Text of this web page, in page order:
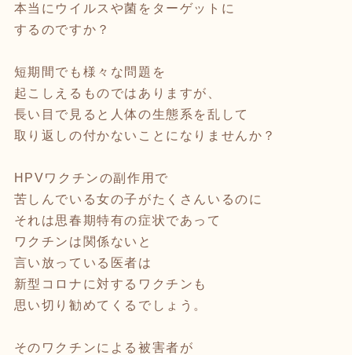
本当にウイルスや菌をターゲットに
するのですか？
短期間でも様々な問題を
起こしえるものではありますが、
長い目で見ると人体の生態系を乱して
取り返しの付かないことになりませんか？
HPVワクチンの副作用で
苦しんでいる女の子がたくさんいるのに
それは思春期特有の症状であって
ワクチンは関係ないと
言い放っている医者は
新型コロナに対するワクチンも
思い切り勧めてくるでしょう。
そのワクチンによる被害者が